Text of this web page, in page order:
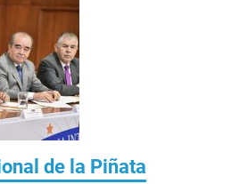
de la Piñata